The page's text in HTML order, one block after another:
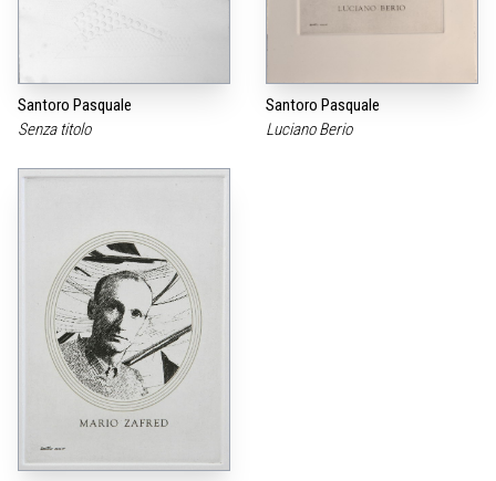
Santoro Pasquale
Senza titolo
Santoro Pasquale
Luciano Berio